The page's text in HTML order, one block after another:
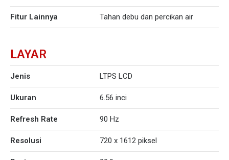
Fitur Lainnya Tahan debu dan percikan air
LAYAR
Jenis LTPS LCD
Ukuran 6.56 inci
Refresh Rate 90 Hz
Resolusi 720 x 1612 piksel